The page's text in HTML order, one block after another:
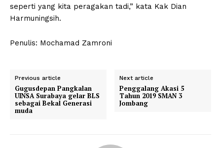
seperti yang kita peragakan tadi,” kata Kak Dian
Harmuningsih.
Penulis: Mochamad Zamroni
Previous article
Gugusdepan Pangkalan
UINSA Surabaya gelar BLS
sebagai Bekal Generasi
muda
Next article
Penggalang Akasi 5
Tahun 2019 SMAN 3
Jombang